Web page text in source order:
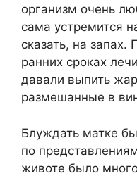
организм очень
сама устремится
сказать, на
ранних сроках
давали выпить
размешанные в
Блуждать матке
по
животе было